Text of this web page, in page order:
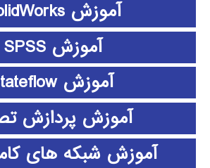
آموزش SolidWorks
آموزش SPSS
آموزش stateflow
آموزش پردازش
آموزش شبکه های